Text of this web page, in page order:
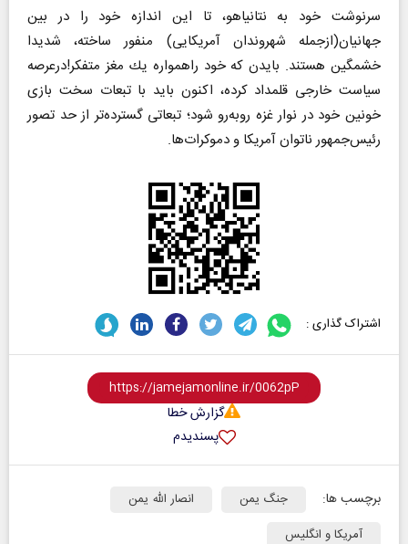
سرنوشت خود به نتانیاهو، تا این اندازه خود را در بین
جهانیان(ازجمله شهروندان آمریكایی) منفور ساخته، شدیدا
خشمگین هستند. بایدن كه خود راهمواره یك مغز متفكر!درعرصه
سیاست خارجی قلمداد كرده، اكنون باید با تبعات سخت بازی
خونین خود در نوار غزه رو‌به‌رو شود؛ تبعاتی گسترده‌تر از حد تصور
رئیس‌جمهور ناتوان آمریكا و دموكرات‌ها.
اشتراک گذاری :
گزارش خطا
پسندیدم
برچسب ها: جنگ یمن
انصار الله یمن
آمریکا و انگلیس